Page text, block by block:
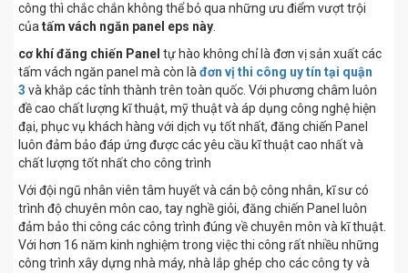
công thì chắc chắn không thể bỏ qua những ưu điểm vượt trội
của tấm vách ngăn panel eps này
cơ khí đăng chiến Panel tự hào không chỉ là đơn vị sản xuất các
tấm vách ngăn panel mà còn là đơn vị thi công uy tín tại quận
3 và khắp các tỉnh thành trên toàn quốc. Với phương châm luôn
đề cao chất lượng kĩ thuật, mỹ thuật và áp dụng công nghệ hiện
đại, phục vụ khách hàng với dịch vụ tốt nhất, đăng chiến Panel
luôn đảm bảo đáp ứng được các yêu cầu kĩ thuật cao nhất và
chất lượng tốt nhất cho công trình
Với đội ngũ nhân viên tâm huyết và cán bộ công nhân, kĩ sư có
trình độ chuyên môn cao, tay nghề giỏi, đăng chiến Panel luôn
đảm bảo thi công các công trình đúng về chuyên môn và kĩ thuật.
Với hơn 16 năm kinh nghiệm trong việc thi công rất nhiều những
công trình xây dựng nhà máy, nhà lắp ghép cho các công ty và